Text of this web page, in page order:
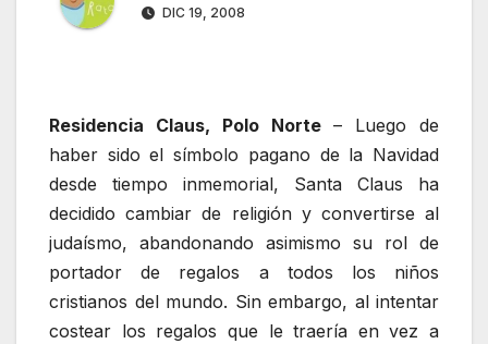
DIC 19, 2008
Residencia Claus, Polo Norte– Luego de
haber sido el símbolo pagano de la Navidad
desde tiempo inmemorial, Santa Claus ha
decidido cambiar de religión y convertirse al
judaísmo, abandonando asimismo su rol de
portador de regalos a todos los niños
cristianos del mundo. Sin embargo, al intentar
costear los regalos que le traería en vez a